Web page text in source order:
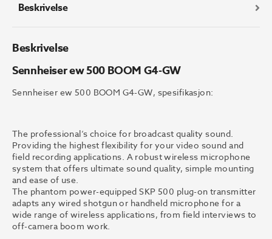
Beskrivelse
Beskrivelse
Sennheiser ew 500 BOOM G4-GW
Sennheiser ew 500 BOOM G4-GW, spesifikasjon:
The professional‘s choice for broadcast quality sound.
Providing the highest flexibility for your video sound and
field recording applications. A robust wireless microphone
system that offers ultimate sound quality, simple mounting
and ease of use.
The phantom power-equipped SKP 500 plug-on transmitter
adapts any wired shotgun or handheld microphone for a
wide range of wireless applications, from field interviews to
off-camera boom work.